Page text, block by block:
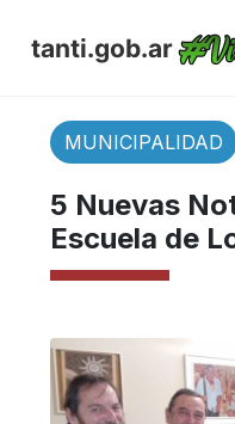
tanti.gob.ar
MUNICIPALIDAD
5 Nuevas
Escuela de